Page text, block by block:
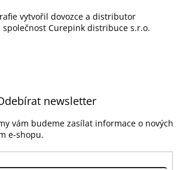
vytvořil dovozce a distributor
společnost Curepink distribuce s.r.o.
newsletter
vám budeme zasílat informace o nových
e-shopu.